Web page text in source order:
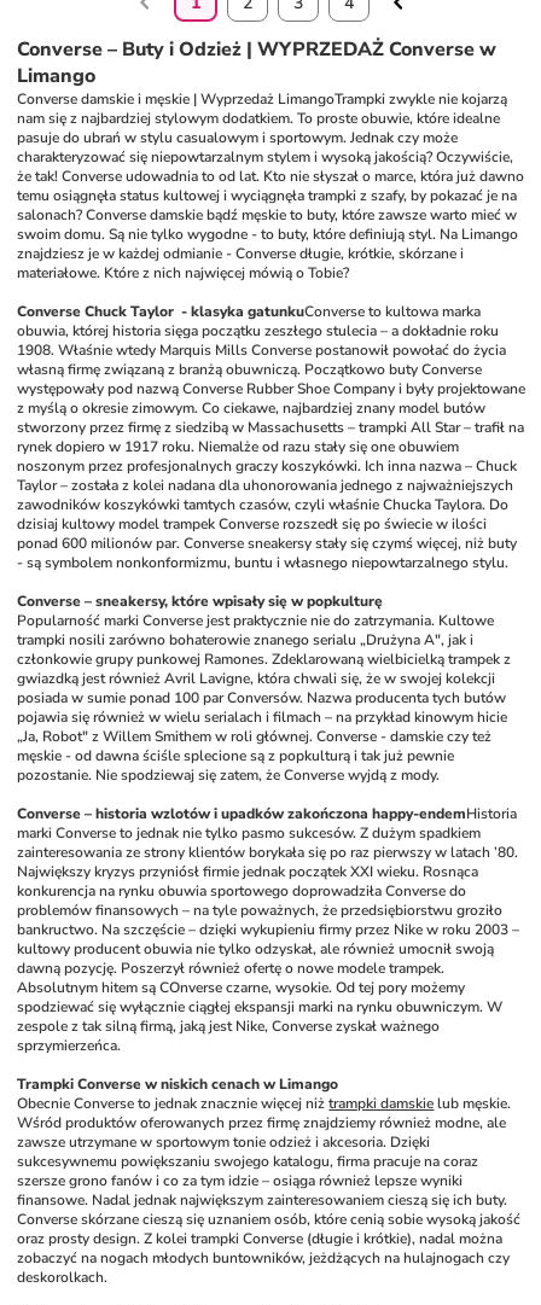
Converse – Buty i Odzież | WYPRZEDAŻ Converse w
Limango
Converse damskie i męskie | Wyprzedaż LimangoTrampki zwykle nie kojarzą
nam się z najbardziej stylowym dodatkiem. To proste obuwie, które idealne
pasuje do ubrań w stylu casualowym i sportowym. Jednak czy może
charakteryzować się niepowtarzalnym stylem i wysoką jakością? Oczywiście,
że tak! Converse udowadnia to od lat. Kto nie słyszał o marce, która już dawno
temu osiągnęła status kultowej i wyciągnęła trampki z szafy, by pokazać je na
salonach? Converse damskie bądź męskie to buty, które zawsze warto mieć w
swoim domu. Są nie tylko wygodne - to buty, które definiują styl. Na Limango
znajdziesz je w każdej odmianie - Converse długie, krótkie, skórzane i
materiałowe. Które z nich najwięcej mówią o Tobie?
Converse Chuck Taylor  - klasyka gatunkuConverse to kultowa marka
obuwia, której historia sięga początku zeszłego stulecia – a dokładnie roku
1908. Właśnie wtedy Marquis Mills Converse postanowił powołać do życia
własną firmę związaną z branżą obuwniczą. Początkowo buty Converse
występowały pod nazwą Converse Rubber Shoe Company i były projektowane
z myślą o okresie zimowym. Co ciekawe, najbardziej znany model butów
stworzony przez firmę z siedzibą w Massachusetts – trampki All Star – trafił na
rynek dopiero w 1917 roku. Niemalże od razu stały się one obuwiem
noszonym przez profesjonalnych graczy koszykówki. Ich inna nazwa – Chuck
Taylor – została z kolei nadana dla uhonorowania jednego z najważniejszych
zawodników koszykówki tamtych czasów, czyli właśnie Chucka Taylora. Do
dzisiaj kultowy model trampek Converse rozszedł się po świecie w ilości
ponad 600 milionów par. Converse sneakersy stały się czymś więcej, niż buty
- są symbolem nonkonformizmu, buntu i własnego niepowtarzalnego stylu.
Converse – sneakersy, które wpisały się w popkulturę
Popularność marki Converse jest praktycznie nie do zatrzymania. Kultowe
trampki nosili zarówno bohaterowie znanego serialu „Drużyna A", jak i
członkowie grupy punkowej Ramones. Zdeklarowaną wielbicielką trampek z
gwiazdką jest również Avril Lavigne, która chwali się, że w swojej kolekcji
posiada w sumie ponad 100 par Conversów. Nazwa producenta tych butów
pojawia się również w wielu serialach i filmach – na przykład kinowym hicie
„Ja, Robot" z Willem Smithem w roli głównej. Converse - damskie czy też
męskie - od dawna ściśle splecione są z popkulturą i tak już pewnie
pozostanie. Nie spodziewaj się zatem, że Converse wyjdą z mody.
Converse – historia wzlotów i upadków zakończona happy-endemHistoria
marki Converse to jednak nie tylko pasmo sukcesów. Z dużym spadkiem
zainteresowania ze strony klientów borykała się po raz pierwszy w latach ’80.
Największy kryzys przyniósł firmie jednak początek XXI wieku. Rosnąca
konkurencja na rynku obuwia sportowego doprowadziła Converse do
problemów finansowych – na tyle poważnych, że przedsiębiorstwu groziło
bankructwo. Na szczęście – dzięki wykupieniu firmy przez Nike w roku 2003 –
kultowy producent obuwia nie tylko odzyskał, ale również umocnił swoją
dawną pozycję. Poszerzył również ofertę o nowe modele trampek.
Absolutnym hitem są COnverse czarne, wysokie. Od tej pory możemy
spodziewać się wyłącznie ciągłej ekspansji marki na rynku obuwniczym. W
zespole z tak silną firmą, jaką jest Nike, Converse zyskał ważnego
sprzymierzeńca.
Trampki Converse w niskich cenach w Limango
Obecnie Converse to jednak znacznie więcej niż trampki damskie lub męskie.
Wśród produktów oferowanych przez firmę znajdziemy również modne, ale
zawsze utrzymane w sportowym tonie odzież i akcesoria. Dzięki
sukcesywnemu powiększaniu swojego katalogu, firma pracuje na coraz
szersze grono fanów i co za tym idzie – osiąga również lepsze wyniki
finansowe. Nadal jednak największym zainteresowaniem cieszą się ich buty.
Converse skórzane cieszą się uznaniem osób, które cenią sobie wysoką jakość
oraz prosty design. Z kolei trampki Converse (długie i krótkie), nadal można
zobaczyć na nogach młodych buntowników, jeżdżących na hulajnogach czy
deskorolkach.